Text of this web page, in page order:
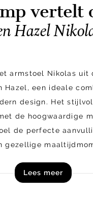
vertelt
Hazel
armstoel Nikolas uit
Hazel, een ideale
design. Het
de hoogwaardige
de perfecte
gezellige
een stoere touch.
Lees meer